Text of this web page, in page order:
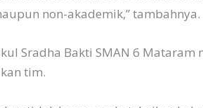
non-akademik,” tambahnya.
Sradha Bakti SMAN 6 Mataram
tim.